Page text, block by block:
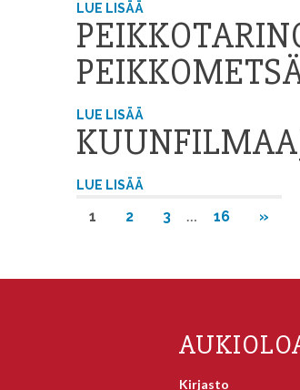
LUE LISÄÄ
LUE LISÄÄ
LUE LISÄÄ
1 2 3 … 16
NEXT
»
Kirjasto